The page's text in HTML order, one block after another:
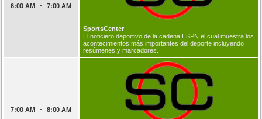
6:00 AM - 7:00 AM
SportsCenter
El noticiero deportivo de la cadena ESPN el cual muestra los
acontecimientos más importantes del deporte incluyendo
resúmenes y marcadores.
7:00 AM - 8:00 AM